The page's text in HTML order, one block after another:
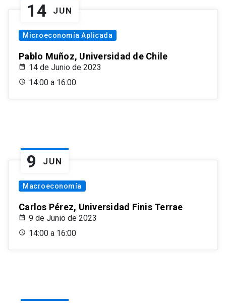
14 JUN
Microeconomía Aplicada
Pablo Muñoz, Universidad de Chile
14 de Junio de 2023
14:00 a 16:00
9 JUN
Macroeconomía
Carlos Pérez, Universidad Finis Terrae
9 de Junio de 2023
14:00 a 16:00